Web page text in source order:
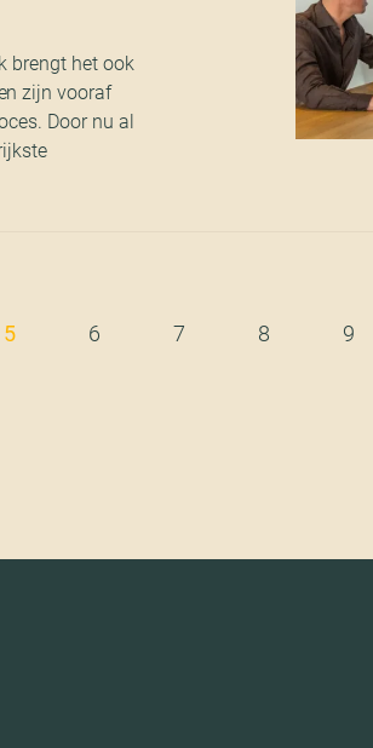
brengt het ook
zijn vooraf
Door nu al
5 6 7 8 9